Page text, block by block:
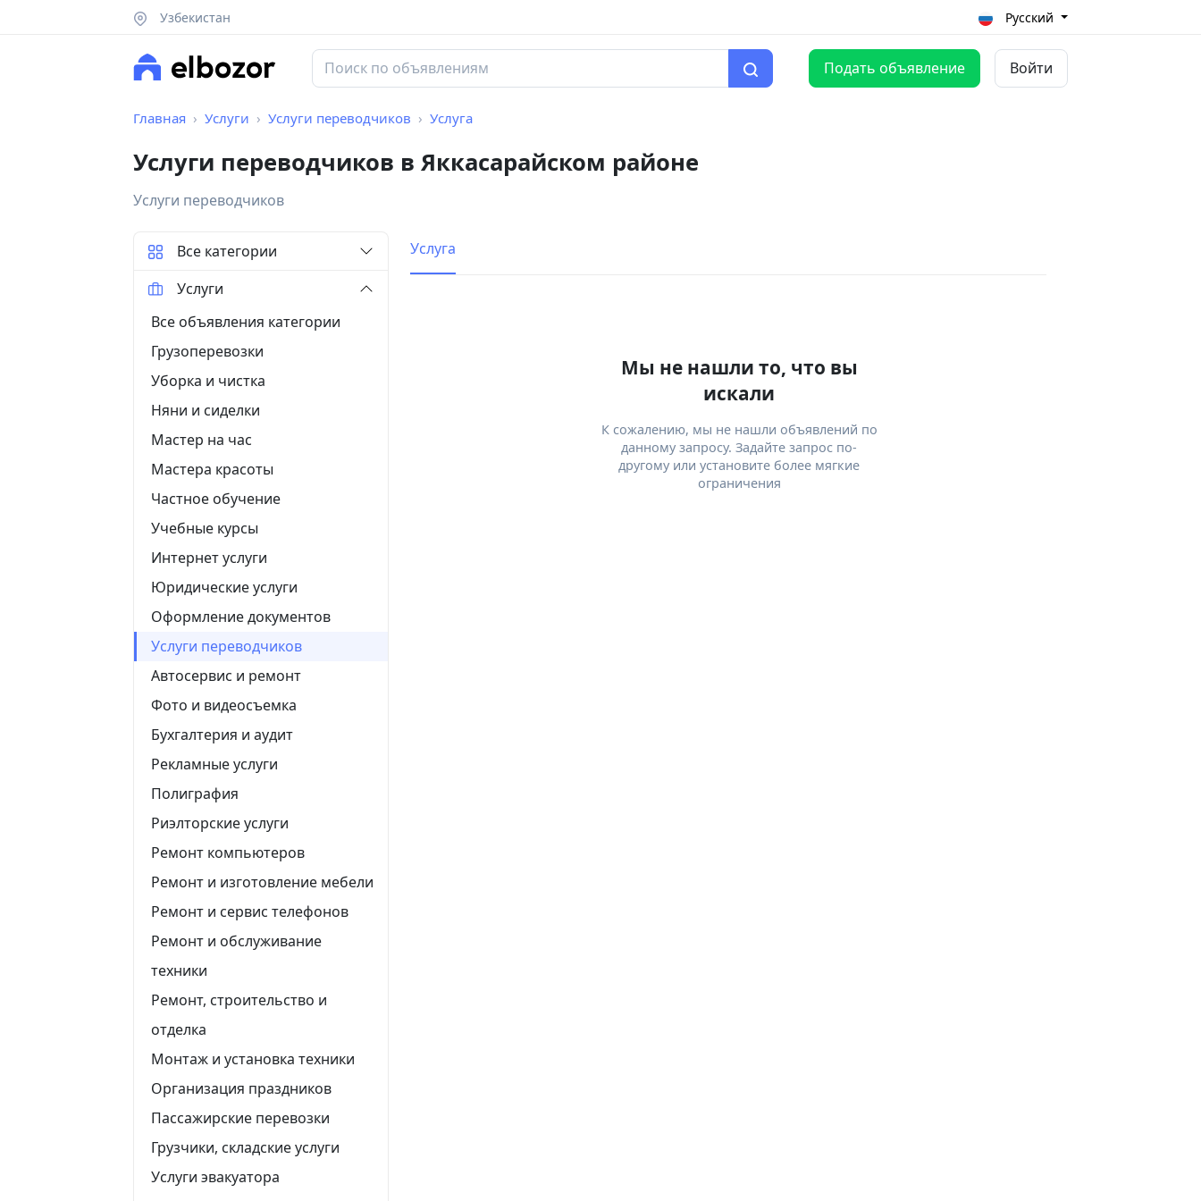
Узбекистан Русский
Подать объявление Войти
Главная Услуги Услуги переводчиков Услуга
Услуги переводчиков в Яккасарайском районе
Услуги переводчиков
Услуга
Мы не нашли то, что вы
искали
К сожалению, мы не нашли объявлений по
данному запросу. Задайте запрос по-
другому или установите более мягкие
ограничения
Все категории
Услуги
Все объявления категории
Грузоперевозки
Уборка и чистка
Няни и сиделки
Мастер на час
Мастера красоты
Частное обучение
Учебные курсы
Интернет услуги
Юридические услуги
Оформление документов
Услуги переводчиков
Автосервис и ремонт
Фото и видеосъемка
Бухгалтерия и аудит
Рекламные услуги
Полиграфия
Риэлторские услуги
Ремонт компьютеров
Ремонт и изготовление мебели
Ремонт и сервис телефонов
Ремонт и обслуживание
техники
Ремонт, строительство и
отделка
Монтаж и установка техники
Организация праздников
Пассажирские перевозки
Грузчики, складские услуги
Услуги эвакуатора